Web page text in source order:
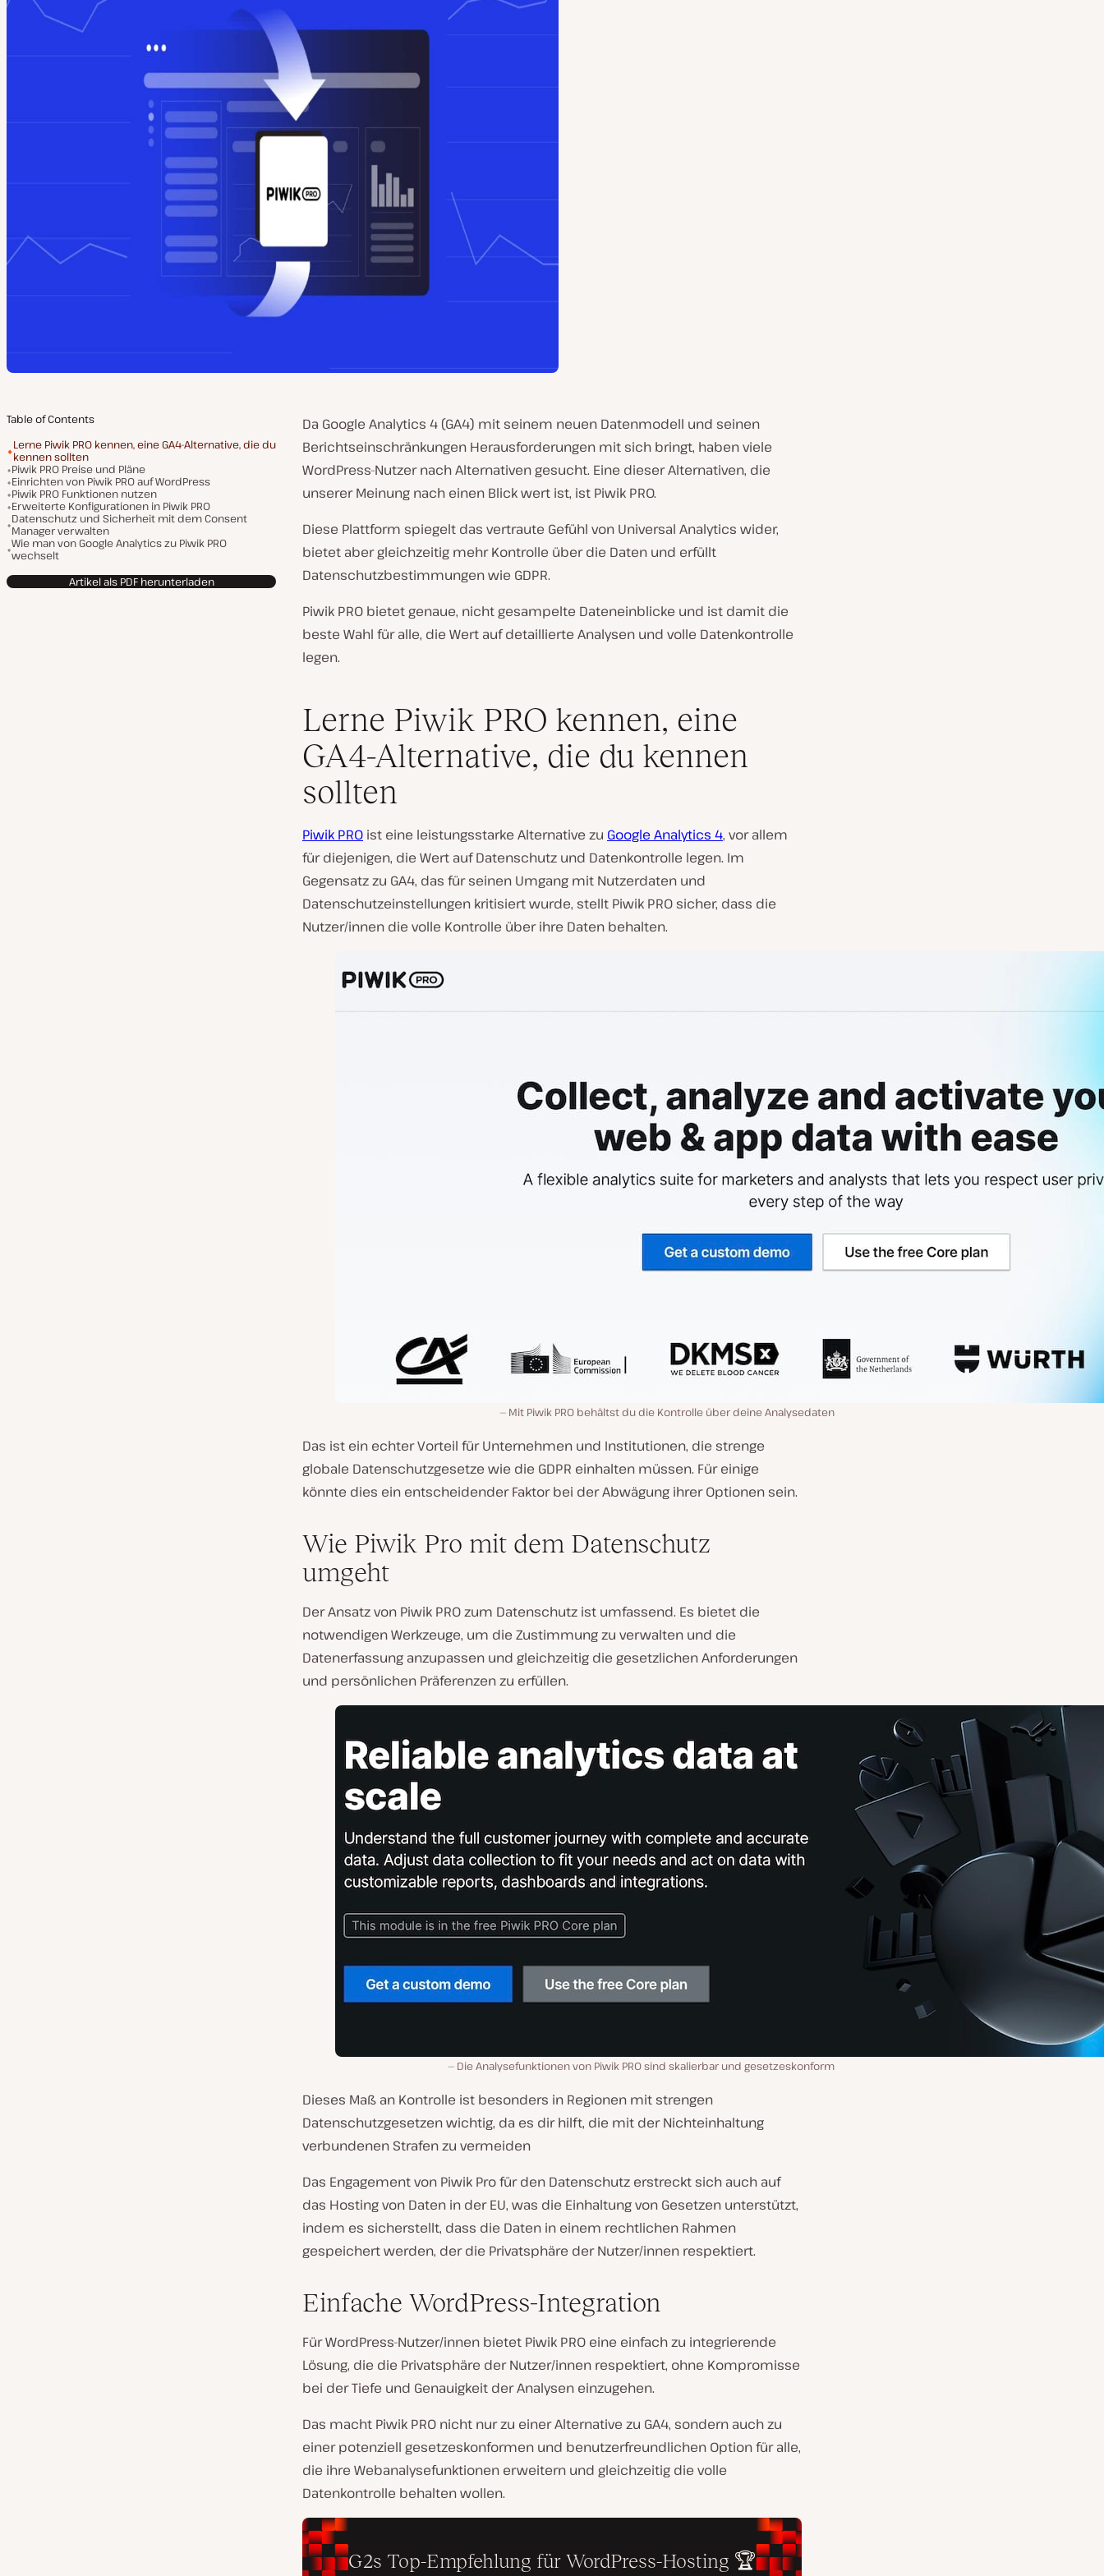
Table of Contents
Lerne Piwik PRO kennen, eine GA4-Alternative, die du
kennen sollten
Piwik PRO Preise und Pläne
Einrichten von Piwik PRO auf WordPress
Piwik PRO Funktionen nutzen
Erweiterte Konfigurationen in Piwik PRO
Datenschutz und Sicherheit mit dem Consent
Manager verwalten
Wie man von Google Analytics zu Piwik PRO
wechselt
Artikel als PDF herunterladen
Da Google Analytics 4 (GA4) mit seinem neuen Datenmodell und seinen
Berichtseinschränkungen Herausforderungen mit sich bringt, haben viele
WordPress-Nutzer nach Alternativen gesucht. Eine dieser Alternativen, die
unserer Meinung nach einen Blick wert ist, ist Piwik PRO.
Diese Plattform spiegelt das vertraute Gefühl von Universal Analytics wider,
bietet aber gleichzeitig mehr Kontrolle über die Daten und erfüllt
Datenschutzbestimmungen wie GDPR.
Piwik PRO bietet genaue, nicht gesampelte Dateneinblicke und ist damit die
beste Wahl für alle, die Wert auf detaillierte Analysen und volle Datenkontrolle
legen.
Lerne Piwik PRO kennen, eine
GA4-Alternative, die du kennen
sollten
Piwik PRO ist eine leistungsstarke Alternative zu Google Analytics 4, vor allem
für diejenigen, die Wert auf Datenschutz und Datenkontrolle legen. Im
Gegensatz zu GA4, das für seinen Umgang mit Nutzerdaten und
Datenschutzeinstellungen kritisiert wurde, stellt Piwik PRO sicher, dass die
Nutzer/innen die volle Kontrolle über ihre Daten behalten.
Mit Piwik PRO behältst du die Kontrolle über deine Analysedaten
Das ist ein echter Vorteil für Unternehmen und Institutionen, die strenge
globale Datenschutzgesetze wie die GDPR einhalten müssen. Für einige
könnte dies ein entscheidender Faktor bei der Abwägung ihrer Optionen sein.
Wie Piwik Pro mit dem Datenschutz
umgeht
Der Ansatz von Piwik PRO zum Datenschutz ist umfassend. Es bietet die
notwendigen Werkzeuge, um die Zustimmung zu verwalten und die
Datenerfassung anzupassen und gleichzeitig die gesetzlichen Anforderungen
und persönlichen Präferenzen zu erfüllen.
Die Analysefunktionen von Piwik PRO sind skalierbar und gesetzeskonform
Dieses Maß an Kontrolle ist besonders in Regionen mit strengen
Datenschutzgesetzen wichtig, da es dir hilft, die mit der Nichteinhaltung
verbundenen Strafen zu vermeiden
Das Engagement von Piwik Pro für den Datenschutz erstreckt sich auch auf
das Hosting von Daten in der EU, was die Einhaltung von Gesetzen unterstützt,
indem es sicherstellt, dass die Daten in einem rechtlichen Rahmen
gespeichert werden, der die Privatsphäre der Nutzer/innen respektiert.
Einfache WordPress-Integration
Für WordPress-Nutzer/innen bietet Piwik PRO eine einfach zu integrierende
Lösung, die die Privatsphäre der Nutzer/innen respektiert, ohne Kompromisse
bei der Tiefe und Genauigkeit der Analysen einzugehen.
Das macht Piwik PRO nicht nur zu einer Alternative zu GA4, sondern auch zu
einer potenziell gesetzeskonformen und benutzerfreundlichen Option für alle,
die ihre Webanalysefunktionen erweitern und gleichzeitig die volle
Datenkontrolle behalten wollen.